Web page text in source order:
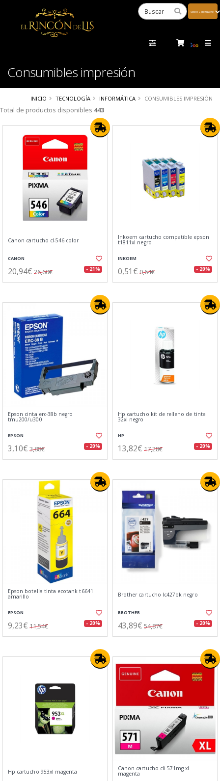
Consumibles impresión
INICIO TECNOLOGÍA INFORMÁTICA CONSUMIBLES IMPRESIÓN
Total de productos disponibles 443
Canon cartucho cl-546 color
CANON
20,94€ 26,60€ - 21%
Inkoem cartucho compatible epson
t1811xl negro
INKOEM
0,51€ 0,64€ - 20%
Epson cinta erc-38b negro
tmu200/u300
EPSON
3,10€ 3,88€ - 20%
Hp cartucho kit de relleno de tinta
32xl negro
HP
13,82€ 17,28€ - 20%
Epson botella tinta ecotank t6641
amarillo
EPSON
9,23€ 11,54€ - 20%
Brother cartucho lc427bk negro
BROTHER
43,89€ 54,87€ - 20%
Hp cartucho 953xl magenta Canon cartucho cli-571mg xl
magenta